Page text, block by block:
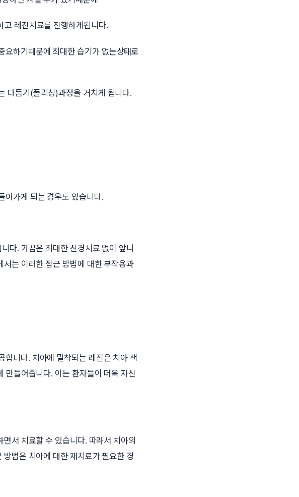
레진치료를 진행하게됩니다.
요하기때문에 최대한 습기가 없는상태로
다듬기(폴리싱)과정을 거치게 됩니다.
어가게 되는 경우도 있습니다.
다. 가끔은 최대한 신경치료 없이 앞니
는 이러한 접근 방법에 대한 부작용과
합니다. 치아에 밀착되는 레진은 치아 색
만들어줍니다. 이는 환자들이 더욱 자신
서 치료할 수 있습니다. 따라서 치아의
법은 치아에 대한 재치료가 필요한 경